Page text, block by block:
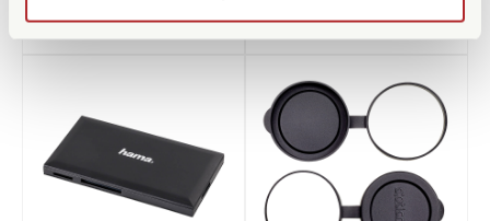
LÄS MER
KÖP LÄS MER
KÖP